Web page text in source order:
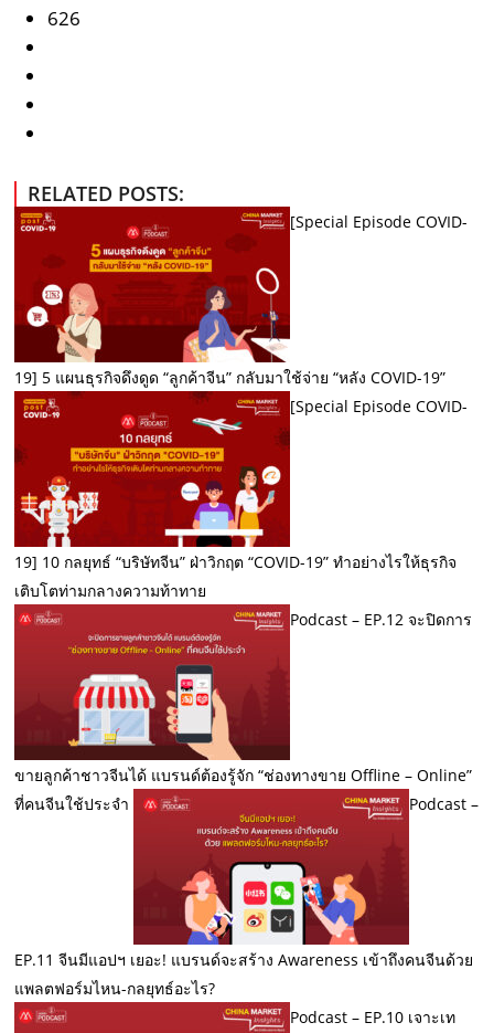
626
RELATED POSTS:
[Special Episode COVID-
19] 5 แผนธุรกิจดึงดูด “ลูกค้าจีน” กลับมาใช้จ่าย “หลัง COVID-19”
[Special Episode COVID-
19] 10 กลยุทธ์ “บริษัทจีน” ฝ่าวิกฤต “COVID-19” ทำอย่างไรให้ธุรกิจ
เติบโตท่ามกลางความท้าทาย
Podcast – EP.12 จะปิดการ
ขายลูกค้าชาวจีนได้ แบรนด์ต้องรู้จัก “ช่องทางขาย Offline – Online”
ที่คนจีนใช้ประจำ
Podcast –
EP.11 จีนมีแอปฯ เยอะ! แบรนด์จะสร้าง Awareness เข้าถึงคนจีนด้วย
แพลตฟอร์มไหน-กลยุทธ์อะไร?
Podcast – EP.10 เจาะเท